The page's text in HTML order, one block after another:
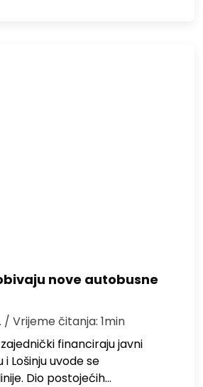
nove autobusne
/ Vrijeme čitanja: 1min
financiraju javni
i Lošinju uvode se
Dio postojećih…